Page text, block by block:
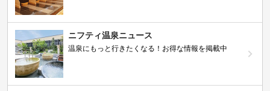
ニフティ温泉ニュース
温泉にもっと行きたくなる！お得な情報を掲載中